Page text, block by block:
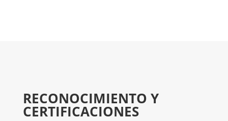
RECONOCIMIENTO Y
CERTIFICACIONES